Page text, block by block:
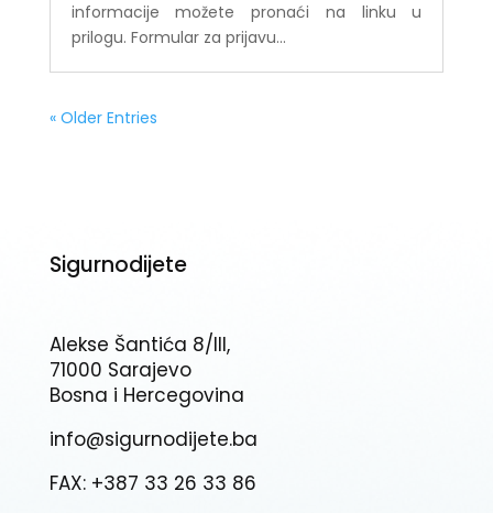
informacije možete pronaći na linku u
prilogu. Formular za prijavu...
« Older Entries
Sigurnodijete
Alekse Šantića 8/III,
71000 Sarajevo
Bosna i Hercegovina
info@sigurnodijete.ba
FAX: +387 33 26 33 86